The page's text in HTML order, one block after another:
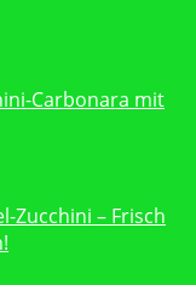
Carbonara mit
Zucchini – Frisch